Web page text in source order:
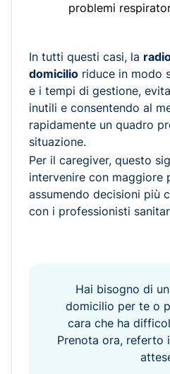
problemi
In tutti questi casi, la
domicilio riduce in modo
e i tempi di gestione,
inutili e consentendo al
rapidamente un quadro
situazione.
Per il caregiver, questo
intervenire con maggiore
assumendo decisioni più
con i professionisti
Hai bisogno di
domicilio per te o
cara che ha
Prenota ora, referto